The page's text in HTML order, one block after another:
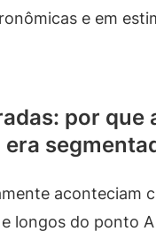
e em
por que
aconteciam
longos do ponto